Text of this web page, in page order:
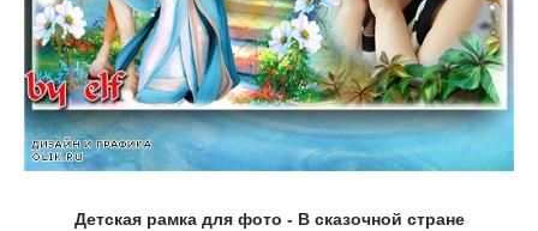
Детская рамка для фото - В сказочной стране